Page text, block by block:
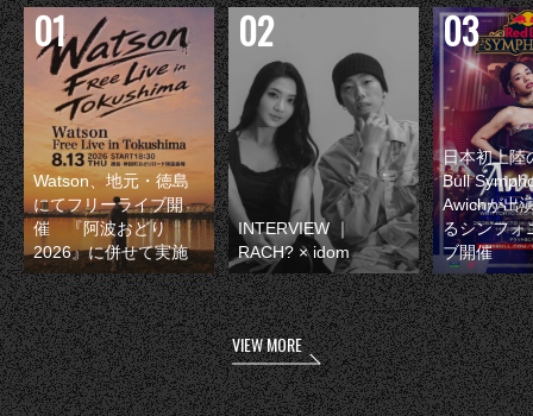
Watson、地元・徳島
にてフリーライブ開
催 『阿波おどり
2026』に併せて実施
INTERVIEW ｜
RACH? × idom
日本初上陸
Bull
Awichが出
るシンフォ
ブ開催
VIEW MORE